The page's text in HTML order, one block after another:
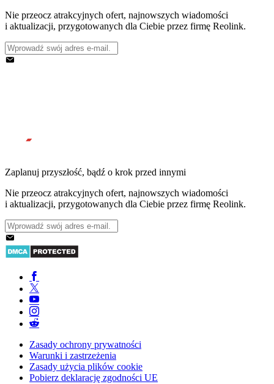
Nie przeocz atrakcyjnych ofert, najnowszych wiadomości
i aktualizacji, przygotowanych dla Ciebie przez firmę Reolink.
Zaplanuj przyszłość, bądź o krok przed innymi
Nie przeocz atrakcyjnych ofert, najnowszych wiadomości
i aktualizacji, przygotowanych dla Ciebie przez firmę Reolink.
Zasady ochrony prywatności
Warunki i zastrzeżenia
Zasady użycia plików cookie
Pobierz deklarację zgodności UE